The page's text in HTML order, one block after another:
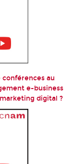
au
e-business
digital ?